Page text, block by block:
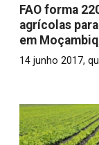
FAO forma
agrícolas
em
14 junho 2017,